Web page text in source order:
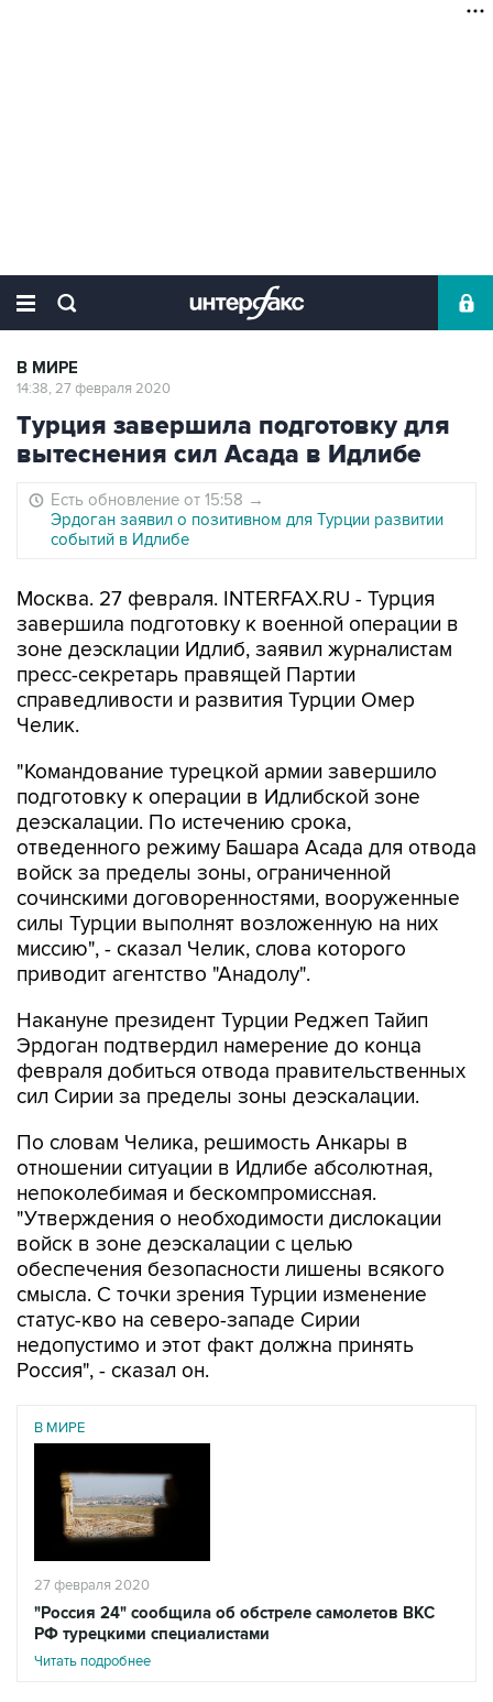
В МИРЕ
14:38, 27 февраля 2020
Турция завершила подготовку для
вытеснения сил Асада в Идлибе
Есть обновление от 15:58 →
Эрдоган заявил о позитивном для Турции развитии
событий в Идлибе
Москва. 27 февраля. INTERFAX.RU - Турция
завершила подготовку к военной операции в
зоне деэсклации Идлиб, заявил журналистам
пресс-секретарь правящей Партии
справедливости и развития Турции Омер
Челик.
"Командование турецкой армии завершило
подготовку к операции в Идлибской зоне
деэскалации. По истечению срока,
отведенного режиму Башара Асада для отвода
войск за пределы зоны, ограниченной
сочинскими договоренностями, вооруженные
силы Турции выполнят возложенную на них
миссию", - сказал Челик, слова которого
приводит агентство "Анадолу".
Накануне президент Турции Реджеп Тайип
Эрдоган подтвердил намерение до конца
февраля добиться отвода правительственных
сил Сирии за пределы зоны деэскалации.
По словам Челика, решимость Анкары в
отношении ситуации в Идлибе абсолютная,
непоколебимая и бескомпромиссная.
"Утверждения о необходимости дислокации
войск в зоне деэскалации с целью
обеспечения безопасности лишены всякого
смысла. С точки зрения Турции изменение
статус-кво на северо-западе Сирии
недопустимо и этот факт должна принять
Россия", - сказал он.
В МИРЕ
27 февраля 2020
"Россия 24" сообщила об обстреле самолетов ВКС
РФ турецкими специалистами
Читать подробнее